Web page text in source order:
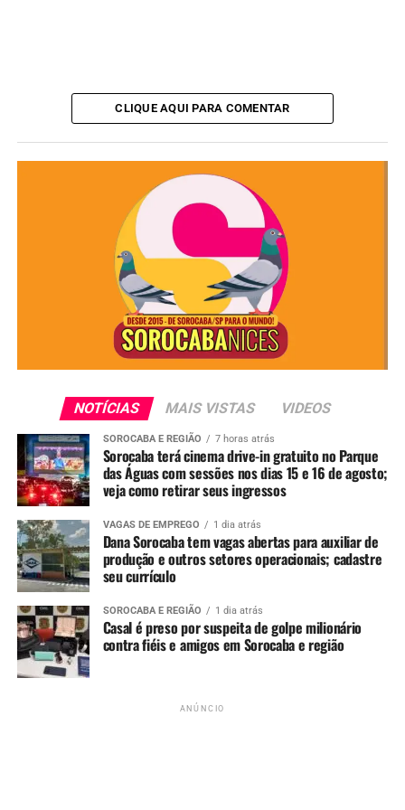
As três cidades mais populosas do estado em 2022 eram:
Campinas– 1.138.309 habitantes
São Paulo (capital) – 11.451.245 habitantes
– 1.291.784 habitantes
ANÚNCIO
Para mais noticias, acompanhe o
CLIQUE AQUI PARA COMENTAR
NOTÍCIAS MAIS VISTAS VIDEOS
SOROCABA E REGIÃO 7 horas atrás
Sorocaba terá cinema drive-in gratuito no Parque
das Águas com sessões nos dias 15 e 16 de agosto;
veja como retirar seus ingressos
VAGAS DE EMPREGO 1 dia atrás
Dana Sorocaba tem vagas abertas para auxiliar de
produção e outros setores operacionais; cadastre
seu currículo
SOROCABA E REGIÃO 1 dia atrás
Casal é preso por suspeita de golpe milionário
contra fiéis e amigos em Sorocaba e região
ANÚNCIO